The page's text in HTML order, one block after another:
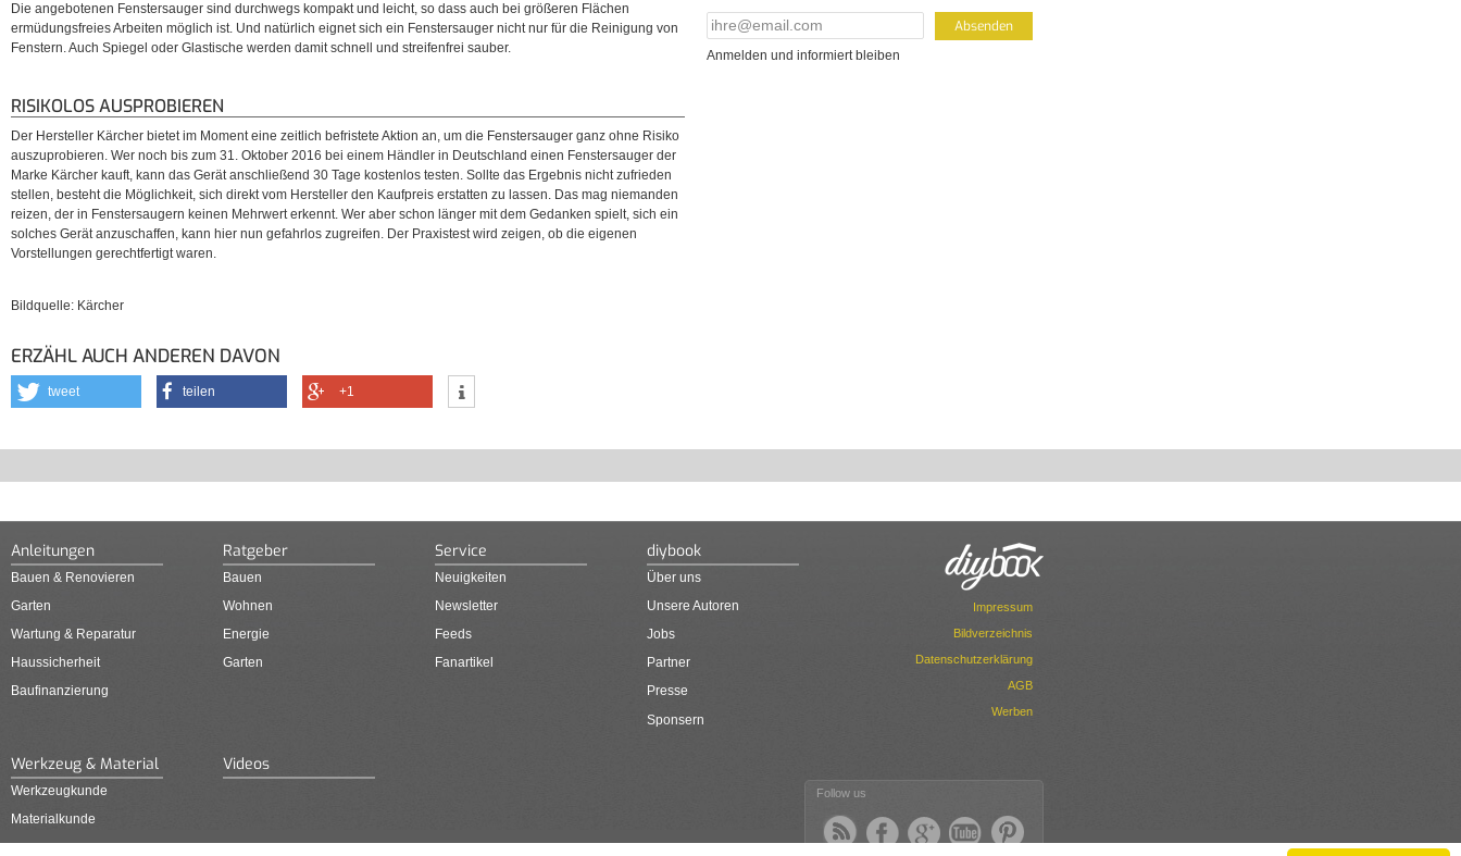
Die angebotenen Fenstersauger sind durchwegs kompakt und leicht, so dass auch bei größeren Flächen
ermüdungsfreies Arbeiten möglich ist. Und natürlich eignet sich ein Fenstersauger nicht nur für die Reinigung von
Fenstern. Auch Spiegel oder Glastische werden damit schnell und streifenfrei sauber.
RISIKOLOS AUSPROBIEREN
Der Hersteller Kärcher bietet im Moment eine zeitlich befristete Aktion an, um die Fenstersauger ganz ohne Risiko
auszuprobieren. Wer noch bis zum 31. Oktober 2016 bei einem Händler in Deutschland einen Fenstersauger der
Marke Kärcher kauft, kann das Gerät anschließend 30 Tage kostenlos testen. Sollte das Ergebnis nicht zufrieden
stellen, besteht die Möglichkeit, sich direkt vom Hersteller den Kaufpreis erstatten zu lassen. Das mag niemanden
reizen, der in Fenstersaugern keinen Mehrwert erkennt. Wer aber schon länger mit dem Gedanken spielt, sich ein
solches Gerät anzuschaffen, kann hier nun gefahrlos zugreifen. Der Praxistest wird zeigen, ob die eigenen
Vorstellungen gerechtfertigt waren.
Bildquelle: Kärcher
ERZÄHL AUCH ANDEREN DAVON
tweet teilen +1
E-Mail Addresse*
Anmelden und informiert bleiben
Anleitungen
Bauen & Renovieren
Garten
Wartung & Reparatur
Haussicherheit
Baufinanzierung
Ratgeber
Bauen
Wohnen
Energie
Garten
Service
Neuigkeiten
Newsletter
Feeds
Fanartikel
diybook
Über uns
Unsere Autoren
Jobs
Partner
Presse
Sponsern
Werkzeug & Material
Werkzeugkunde
Materialkunde
Videos
Impressum
Bildverzeichnis
Datenschutzerklärung
AGB
Werben
Follow us